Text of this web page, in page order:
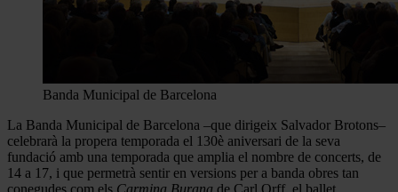
Banda Municipal de Barcelona
La Banda Municipal de Barcelona –que dirigeix Salvador Brotons–
celebrarà la propera temporada el 130è aniversari de la seva
fundació amb una temporada que amplia el nombre de concerts, de
14 a 17, i que permetrà sentir en versions per a banda obres tan
conegudes com els Carmina Burana de Carl Orff, el ballet